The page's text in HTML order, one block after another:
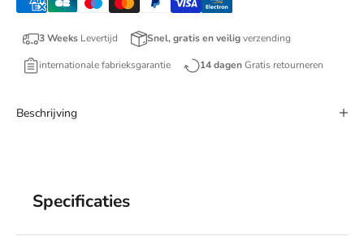
3 Weeks Levertijd Snel, gratis en veiligverzending
internationale fabrieksgarantie 14 dagenGratis retourneren
Beschrijving
Specificaties